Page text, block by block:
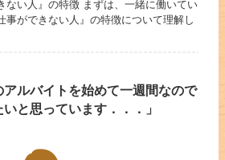
ない人』の特徴 まずは、一緒に働いてい
事ができない人』の特徴について理解し
アルバイトを始めて一週間なので
と思っています．．．」